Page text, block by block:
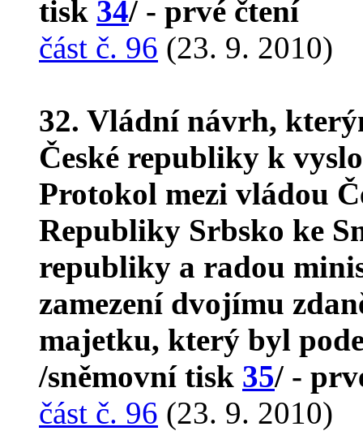
tisk 34/ - prvé čtení
část č. 96 (23. 9. 2010)
32. Vládní návrh,
České republiky k
Protokol mezi vládou
Republiky Srbsko ke
republiky a radou
zamezení dvojímu
majetku, který byl
/sněmovní tisk 35/ -
část č. 96 (23. 9. 2010)